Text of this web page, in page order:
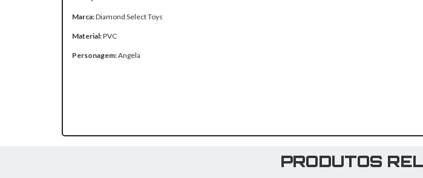
Marca:Diamond Select Toys
Material:PVC
Personagem:Angela
PRODUTOS